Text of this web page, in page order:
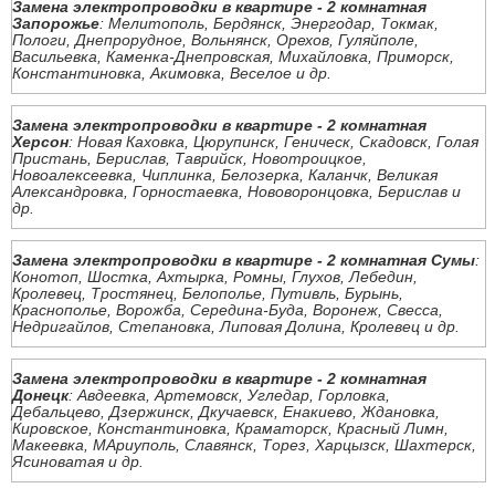
Замена электропроводки в квартире - 2 комнатная
Запорожье: Мелитополь, Бердянск, Энергодар, Токмак,
Пологи, Днепрорудное, Вольнянск, Орехов, Гуляйполе,
Васильевка, Каменка-Днепровская, Михайловка, Приморск,
Константиновка, Акимовка, Веселое и др.
Замена электропроводки в квартире - 2 комнатная
Херсон: Новая Каховка, Цюрупинск, Геническ, Скадовск, Голая
Пристань, Берислав, Таврийск, Новотроицкое,
Новоалексеевка, Чиплинка, Белозерка, Каланчк, Великая
Александровка, Горностаевка, Нововоронцовка, Берислав и
др.
Замена электропроводки в квартире - 2 комнатная Сумы:
Конотоп, Шостка, Ахтырка, Ромны, Глухов, Лебедин,
Кролевец, Тростянец, Белополье, Путивль, Бурынь,
Краснополье, Ворожба, Середина-Буда, Воронеж, Свесса,
Недригайлов, Степановка, Липовая Долина, Кролевец и др.
Замена электропроводки в квартире - 2 комнатная
Донецк: Авдеевка, Артемовск, Угледар, Горловка,
Дебальцево, Дзержинск, Дкучаевск, Енакиево, Ждановка,
Кировское, Константиновка, Краматорск, Красный Лимн,
Макеевка, МАриуполь, Славянск, Торез, Харцызск, Шахтерск,
Ясиноватая и др.